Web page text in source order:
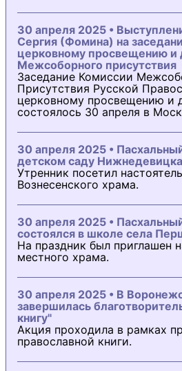
30 апреля 2025 •
Сергия (Фомина) на
церковному просвещению и
Межсоборного присутствия
Заседание Комиссии
Присутствия Русской
церковному просвещению и
состоялось 30 апреля в
30 апреля 2025 •
детском саду Нижнедевицка
Утренник посетил
Вознесенского храма.
30 апреля 2025 •
состоялся в школе села
На праздник был приглашен
местного храма.
30 апреля 2025 • В
завершилась
книгу"
Акция проходила в рамках
православной книги.